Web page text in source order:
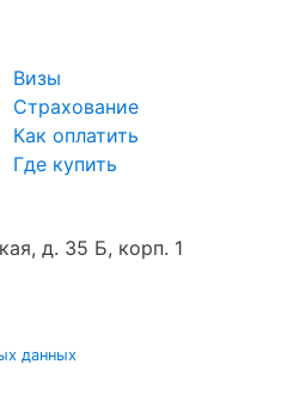
Визы
Страхование
Как оплатить
Где купить
д. 35 Б, корп. 1
данных